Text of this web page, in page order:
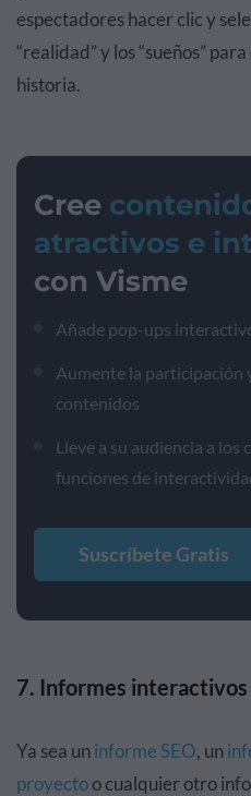
espectadores hacer clic y
“realidad” y los “sueños”
historia.
Cree
atractivos e
con Visme
Añade pop-ups
Aumente la participación
contenidos
Lleve a su audiencia a los
funciones de
Suscríbete Gratis
7. Informes interactivos
Ya sea uninforme SEO, un
proyectoo cualquier otro